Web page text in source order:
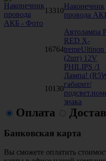
13310
Наконечник
провода
16764
Автолампа
RED X-
(2шт) 12V
PHILIPS /1
10130
Лампа!
габарит/
знака
Оплата
Банковская карта
Вы сможете оплатить